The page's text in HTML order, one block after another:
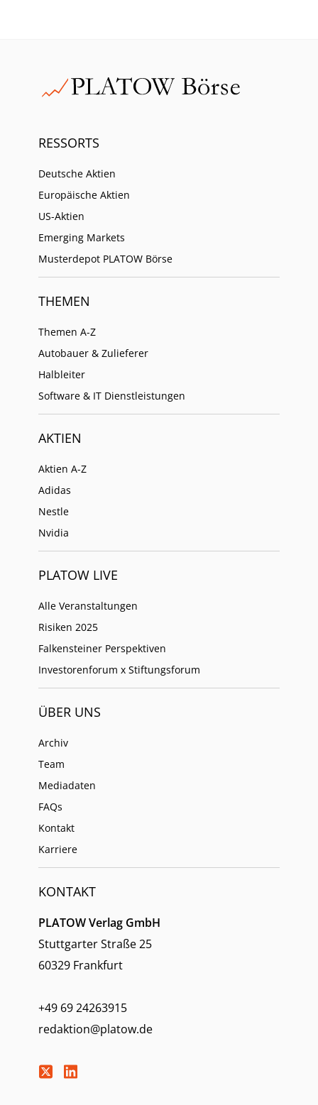
RESSORTS
Deutsche Aktien
Europäische Aktien
US-Aktien
Emerging Markets
Musterdepot PLATOW Börse
THEMEN
Themen A-Z
Autobauer & Zulieferer
Halbleiter
Software & IT Dienstleistungen
AKTIEN
Aktien A-Z
Adidas
Nestle
Nvidia
PLATOW LIVE
Alle Veranstaltungen
Risiken 2025
Falkensteiner Perspektiven
Investorenforum x Stiftungsforum
ÜBER UNS
Archiv
Team
Mediadaten
FAQs
Kontakt
Karriere
KONTAKT
PLATOW Verlag GmbH
Stuttgarter Straße 25
60329 Frankfurt
+49 69 24263915
redaktion@platow.de